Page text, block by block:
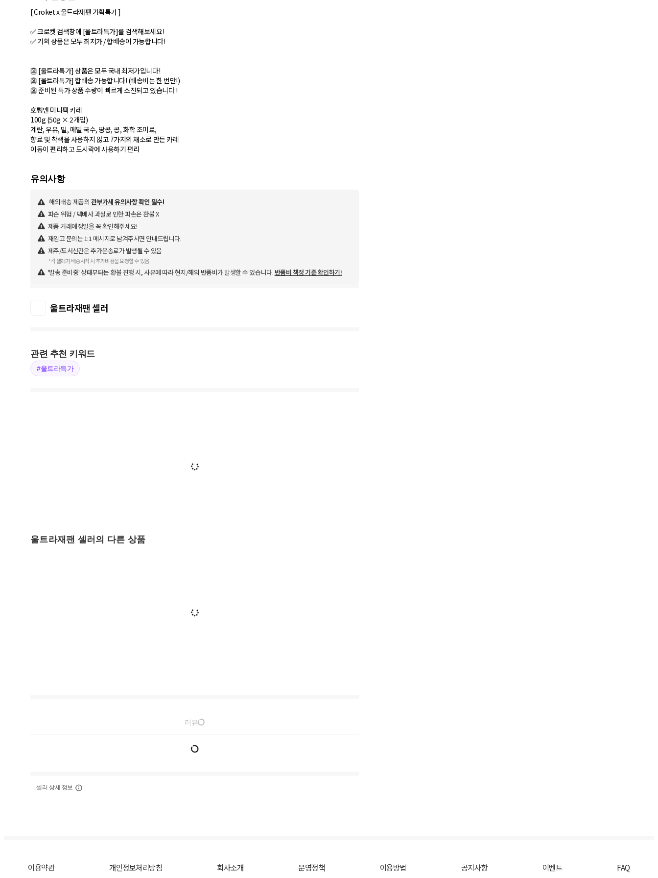
[ Croket x 울트라재팬 기획특가 ]
✅ 크로켓 검색창에 [울트라특가]를 검색해보세요!
✅ 기획 상품은 모두 최저가 / 합배송이 가능합니다!
👺 [울트라특가] 상품은 모두 국내 최저가입니다!
👺 [울트라특가] 합배송 가능합니다! (배송비는 한 번만!)
👺 준비된 특가 상품 수량이 빠르게 소진되고 있습니다 !
호빵맨 미니팩 카레
100g (50g × 2개입)
계란, 우유, 밀, 메밀 국수, 땅콩, 콩, 화학 조미료,
향료 및 착색을 사용하지 않고 7가지의 채소로 만든 카레
이동이 편리하고 도시락에 사용하기 편리
유의사항
해외배송 제품의 관부가세 유의사항 확인 필수!
파손 위험 / 택배사 과실로 인한 파손은 환불 X
제품 거래예정일을 꼭 확인해주세요!
재입고 문의는 1:1 메시지로 남겨주시면 안내드립니다.
제주/도서산간은 추가운송료가 발생될 수 있음
*각 셀러가 배송시작 시 추가비용을 요청할 수 있음
'발송 준비중' 상태부터는 환불 진행 시, 사유에 따라 현지/해외 반품비가 발생할 수 있습니다. 반품비 책정 기준 확인하기!
울트라재팬 셀러
관련 추천 키워드
#울트라특가
울트라재팬 셀러의 다른 상품
리뷰
셀러 상세 정보
이용약관 개인정보처리방침 회사소개 운영정책 이용방법 공지사항 이벤트 FAQ